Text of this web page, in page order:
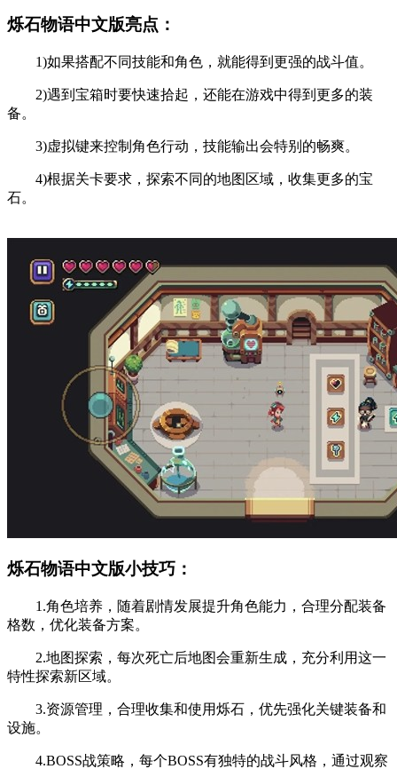
烁石物语中文版亮点：
1)如果搭配不同技能和角色，就能得到更强的战斗值。
2)遇到宝箱时要快速拾起，还能在游戏中得到更多的装
备。
3)虚拟键来控制角色行动，技能输出会特别的畅爽。
4)根据关卡要求，探索不同的地图区域，收集更多的宝
石。
烁石物语中文版小技巧：
1.角色培养，随着剧情发展提升角色能力，合理分配装备
格数，优化装备方案。
2.地图探索，每次死亡后地图会重新生成，充分利用这一
特性探索新区域。
3.资源管理，合理收集和使用烁石，优先强化关键装备和
设施。
4.BOSS战策略，每个BOSS有独特的战斗风格，通过观察